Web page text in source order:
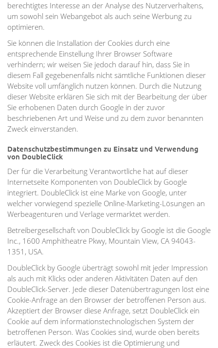
berechtigtes Interesse an der Analyse des Nutzerverhaltens,
um sowohl sein Webangebot als auch seine Werbung zu
optimieren.
Sie können die Installation der Cookies durch eine
entsprechende Einstellung Ihrer Browser Software
verhindern; wir weisen Sie jedoch darauf hin, dass Sie in
diesem Fall gegebenenfalls nicht sämtliche Funktionen dieser
Website voll umfänglich nutzen können. Durch die Nutzung
dieser Website erklären Sie sich mit der Bearbeitung der über
Sie erhobenen Daten durch Google in der zuvor
beschriebenen Art und Weise und zu dem zuvor benannten
Zweck einverstanden.
Datenschutzbestimmungen zu Einsatz und Verwendung
von DoubleClick
Der für die Verarbeitung Verantwortliche hat auf dieser
Internetseite Komponenten von DoubleClick by Google
integriert. DoubleClick ist eine Marke von Google, unter
welcher vorwiegend spezielle Online-Marketing-Lösungen an
Werbeagenturen und Verlage vermarktet werden.
Betreibergesellschaft von DoubleClick by Google ist die Google
Inc., 1600 Amphitheatre Pkwy, Mountain View, CA 94043-
1351, USA.
DoubleClick by Google überträgt sowohl mit jeder Impression
als auch mit Klicks oder anderen Aktivitäten Daten auf den
DoubleClick-Server. Jede dieser Datenübertragungen löst eine
Cookie-Anfrage an den Browser der betroffenen Person aus.
Akzeptiert der Browser diese Anfrage, setzt DoubleClick ein
Cookie auf dem informationstechnologischen System der
betroffenen Person. Was Cookies sind, wurde oben bereits
erläutert. Zweck des Cookies ist die Optimierung und